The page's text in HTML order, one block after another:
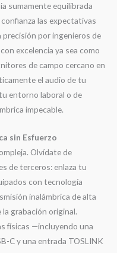
sumamente equilibrada
las expectativas
por ingenieros de
excelencia ya sea como
de campo cercano en
el audio de tu
entorno laboral o de
impecable.
sin Esfuerzo
. Olvídate de
de terceros: enlaza tu
con tecnología
inalámbrica de alta
grabación original.
físicas —incluyendo una
C y una entrada TOSLINK